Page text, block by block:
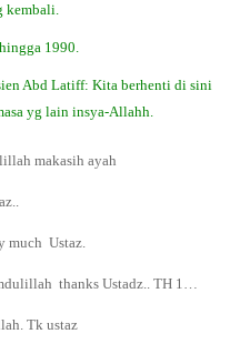
kembali.
1990.
Abd Latiff: Kita berhenti di sini
yg lain insya-Allahh.
makasih ayah
much Ustaz.
thanks Ustadz.. TH 1…
Tk ustaz